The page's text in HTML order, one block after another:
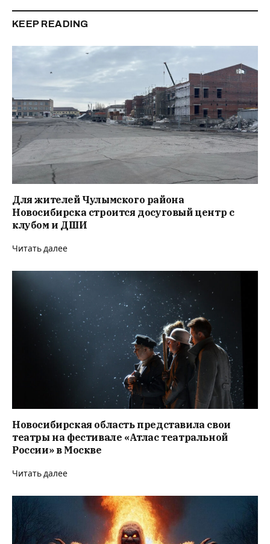
KEEP READING
Для жителей Чулымского района
Новосибирска строится досуговый центр с
клубом и ДШИ
Читать далее
Новосибирская область представила свои
театры на фестивале «Атлас театральной
России» в Москве
Читать далее